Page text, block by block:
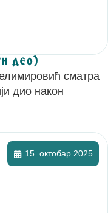
део)
сматра
дио након
15. октобар 2025